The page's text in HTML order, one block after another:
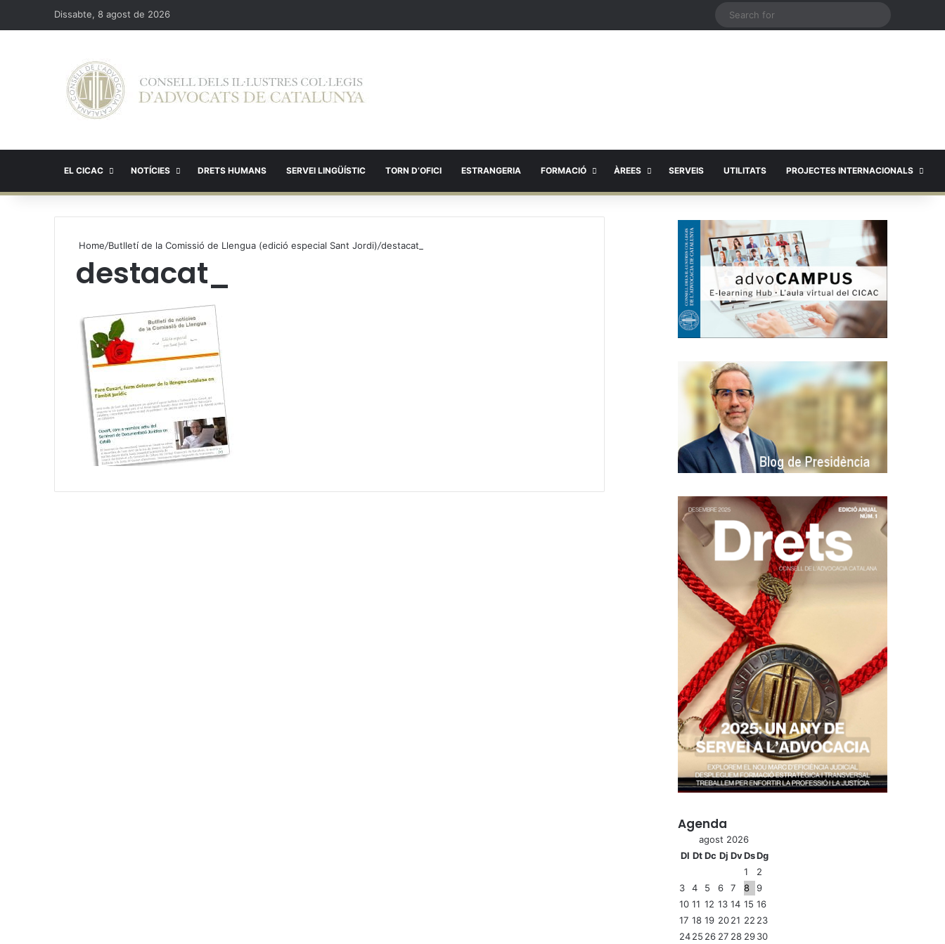
Dissabte, 8 agost de 2026
EL CICAC NOTÍCIES DRETS HUMANS SERVEI LINGÜÍSTIC TORN D’OFICI ESTRANGERIA FORMACIÓ ÀREES SERVEIS UTILITATS PROJECTES INTERNACIONALS
Home/Butlletí de la Comissió de Llengua (edició especial Sant Jordi)/destacat_
destacat_
Agenda
agost 2026
Dl Dt Dc Dj DvDsDg
1
2
3
4 5 6 7 8
9
10 11 12 13 14 15 16
17 18 19 2021 22 23
2425 26 27 28 2930